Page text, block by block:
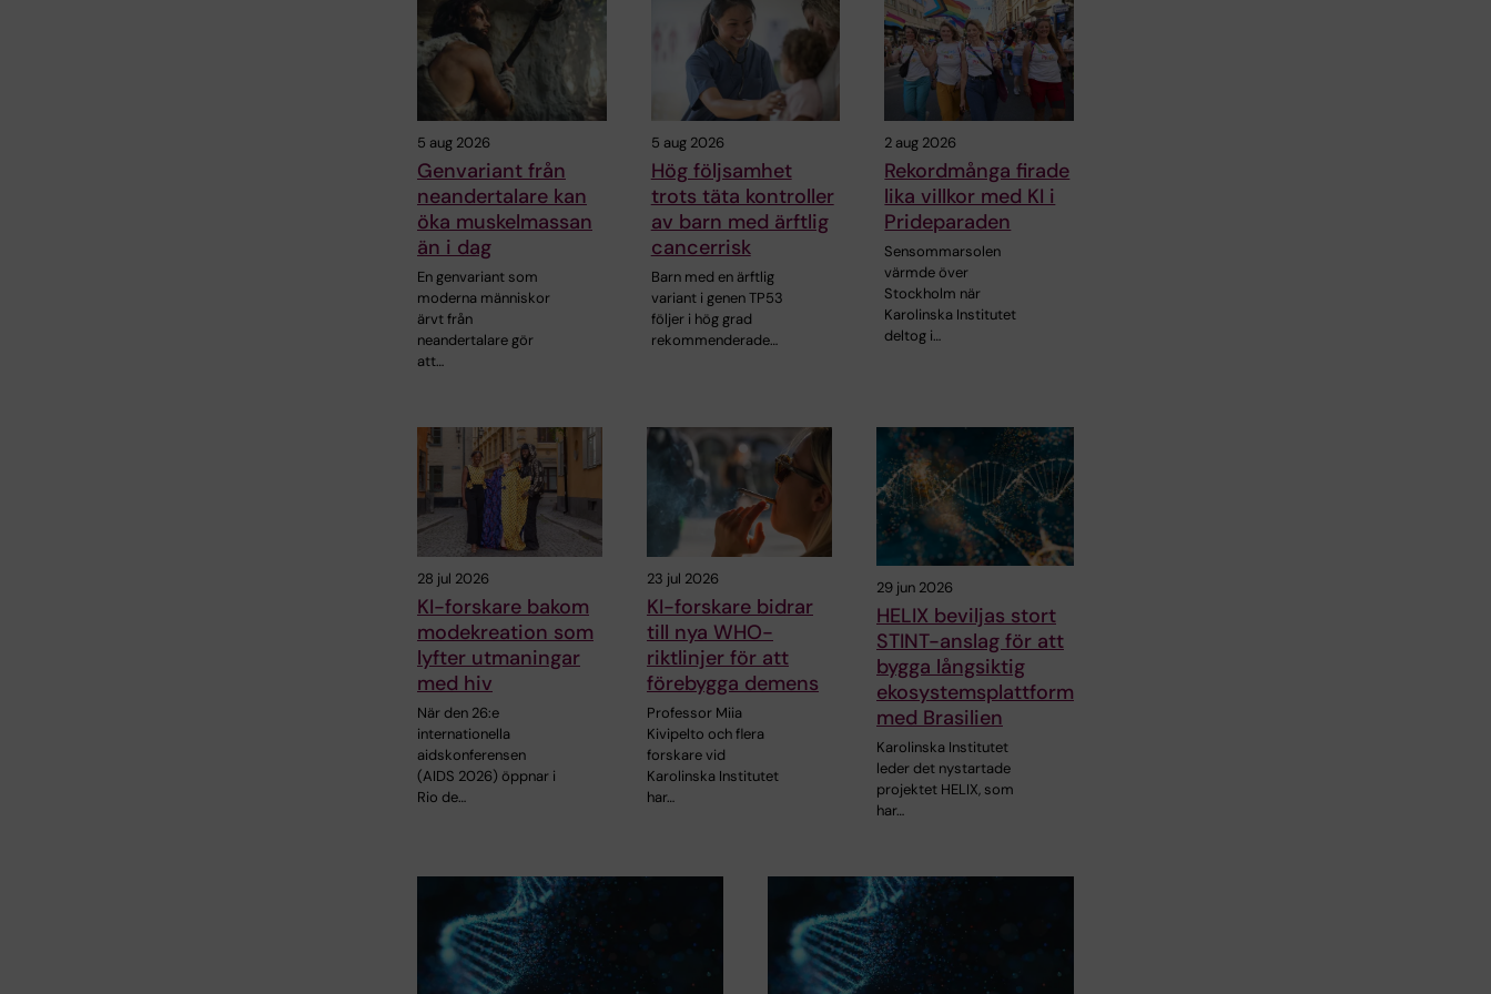
5 aug 2026
Genvariant från
neandertalare kan
öka muskelmassan
än i dag
En genvariant som
moderna människor
ärvt från
neandertalare gör
att…
5 aug 2026
Hög följsamhet
trots täta kontroller
av barn med ärftlig
cancerrisk
Barn med en ärftlig
variant i genen TP53
följer i hög grad
rekommenderade…
2 aug 2026
Rekordmånga firade
lika villkor med KI i
Prideparaden
Sensommarsolen
värmde över
Stockholm när
Karolinska Institutet
deltog i…
28 jul 2026
KI-forskare bakom
modekreation som
lyfter utmaningar
med hiv
När den 26:e
internationella
aidskonferensen
(AIDS 2026) öppnar i
Rio de…
23 jul 2026
KI-forskare bidrar
till nya WHO-
riktlinjer för att
förebygga demens
Professor Miia
Kivipelto och flera
forskare vid
Karolinska Institutet
har…
29 jun 2026
HELIX beviljas stort
STINT-anslag för att
bygga långsiktig
ekosystemsplattform
med Brasilien
Karolinska Institutet
leder det nystartade
projektet HELIX, som
har…